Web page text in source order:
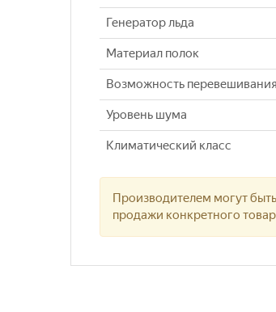
Генератор льда
Материал полок
Возможность
Уровень шума
Климатический класс
Производителем могут
продажи конкретного